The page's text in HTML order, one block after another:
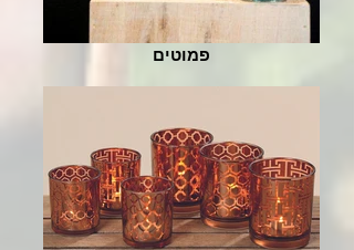
פמוטים